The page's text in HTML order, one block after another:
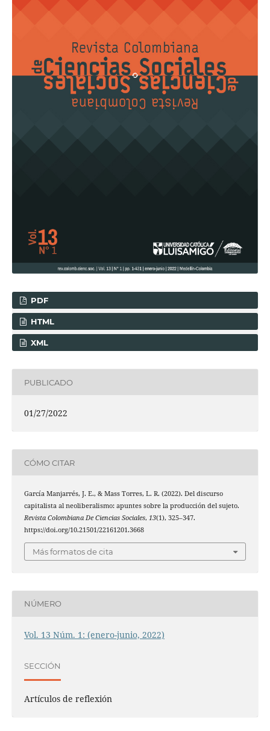
PDF
HTML
XML
PUBLICADO
01/27/2022
CÓMO CITAR
García Manjarrés, J. E., & Mass Torres, L. R. (2022). Del discurso
capitalista al neoliberalismo: apuntes sobre la producción del sujeto.
Revista Colombiana De Ciencias Sociales, 13(1), 325–347.
https://doi.org/10.21501/22161201.3668
Más formatos de cita
NÚMERO
Vol. 13 Núm. 1: (enero-junio, 2022)
SECCIÓN
Artículos de reflexión